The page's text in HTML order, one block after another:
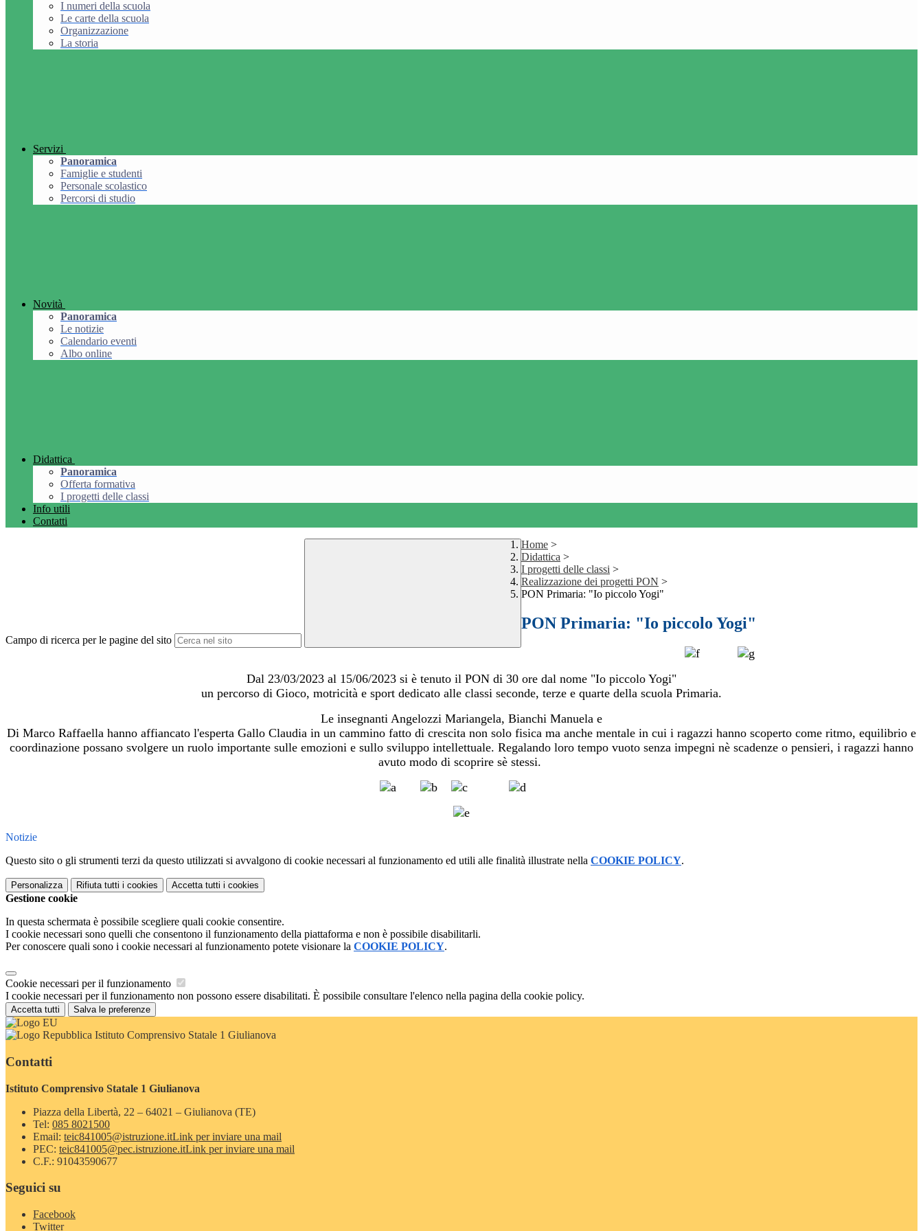
I numeri della scuola
Le carte della scuola
Organizzazione
La storia
Servizi
Panoramica
Famiglie e studenti
Personale scolastico
Percorsi di studio
Novità
Panoramica
Le notizie
Calendario eventi
Albo online
Didattica
Panoramica
Offerta formativa
I progetti delle classi
Info utili
Contatti
Campo di ricerca per le pagine del sito
Home >
Didattica >
I progetti delle classi >
Realizzazione dei progetti PON >
PON Primaria: "Io piccolo Yogi"
PON Primaria: "Io piccolo Yogi"
Dal 23/03/2023 al 15/06/2023 si è tenuto il PON di 30 ore dal nome "Io piccolo Yogi"
un percorso di Gioco, motricità e sport dedicato alle classi seconde, terze e quarte della scuola Primaria.
Le insegnanti Angelozzi Mariangela, Bianchi Manuela e
Di Marco Raffaella hanno affiancato l'esperta Gallo Claudia in un cammino fatto di crescita non solo fisica ma anche mentale in cui i ragazzi hanno scoperto come ritmo, equilibrio e
coordinazione possano svolgere un ruolo importante sulle emozioni e sullo sviluppo intellettuale. Regalando loro tempo vuoto senza impegni nè scadenze o pensieri, i ragazzi hanno
avuto modo di scoprire sè stessi.
Notizie
Questo sito o gli strumenti terzi da questo utilizzati si avvalgono di cookie necessari al funzionamento ed utili alle finalità illustrate nella COOKIE POLICY.
Personalizza Rifiuta tutti i cookies Accetta tutti i cookies
Gestione cookie
In questa schermata è possibile scegliere quali cookie consentire.
I cookie necessari sono quelli che consentono il funzionamento della piattaforma e non è possibile disabilitarli.
Per conoscere quali sono i cookie necessari al funzionamento potete visionare la COOKIE POLICY.
Cookie necessari per il funzionamento
I cookie necessari per il funzionamento non possono essere disabilitati. È possibile consultare l'elenco nella pagina della cookie policy.
Accetta tutti Salva le preferenze
Istituto Comprensivo Statale 1 Giulianova
Contatti
Istituto Comprensivo Statale 1 Giulianova
Piazza della Libertà, 22 – 64021 – Giulianova (TE)
Tel: 085 8021500
Email: teic841005@istruzione.itLink per inviare una mail
PEC: teic841005@pec.istruzione.itLink per inviare una mail
C.F.: 91043590677
Seguici su
Facebook
Twitter